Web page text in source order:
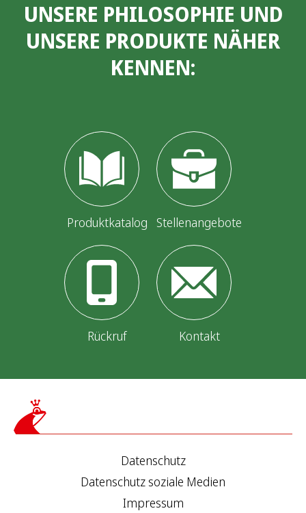
d
e
r
UNSERE PHILOSOPHIE UND
UNSERE PRODUKTE NÄHER
KENNEN:
Produktkatalog Stellenangebote
Rückruf Kontakt
Datenschutz
Datenschutz soziale Medien
Impressum